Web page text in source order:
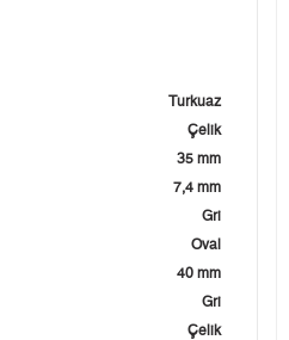
Turkuaz
Çelik
35 mm
7,4 mm
Gri
Oval
40 mm
Gri
Çelik